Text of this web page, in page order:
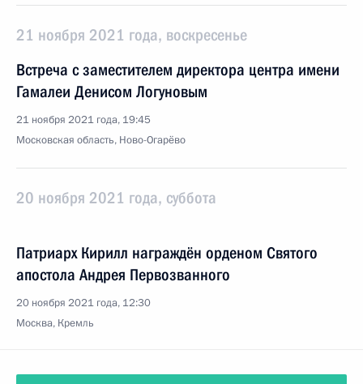
21 ноября 2021 года, воскресенье
Встреча с заместителем директора центра имени
Гамалеи Денисом Логуновым
21 ноября 2021 года, 19:45
Московская область, Ново-Огарёво
20 ноября 2021 года, суббота
Патриарх Кирилл награждён орденом Святого
апостола Андрея Первозванного
20 ноября 2021 года, 12:30
Москва, Кремль